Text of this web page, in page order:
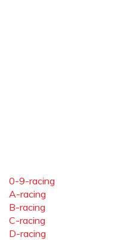
0-9-racing
A-racing
B-racing
C-racing
D-racing